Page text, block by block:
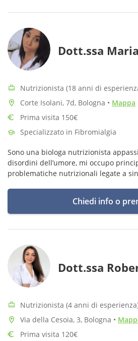
Dott.ssa
Nutrizionista (18 anni di
Corte Isolani, 7d, Bologna • Mappa
Prima visita 150€
Specializzato in Fibromialgia
Sono una biologa nutrizionista
disordini dell’umore, mi occupo
problematiche nutrizionali legate a
Chiedi info o
Dott.ssa
Nutrizionista (4 anni di
Via della Cesoia, 3, Bologna •
Prima visita 120€